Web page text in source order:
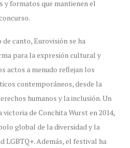
y formatos que mantienen el
canto, Eurovisión se ha
para la expresión cultural y
actos a menudo reflejan los
contemporáneos, desde la
humanos y la inclusión. Un
de Conchita Wurst en 2014,
global de la diversidad y la
LGBTQ+. Además, el festival ha